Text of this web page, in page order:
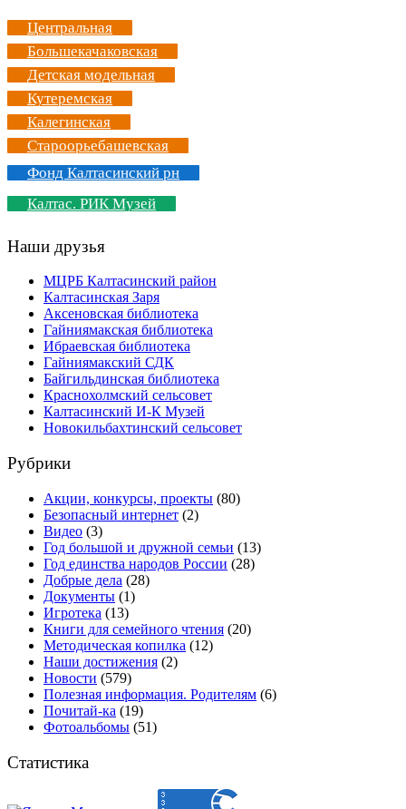
Центральная
Большекачаковская
Детская модельная
Кутеремская
Калегинская
Староорьебашевская
Фонд Калтасинский рн
Калтас. РИК Музей
Наши друзья
МЦРБ Калтасинский район
Калтасинская Заря
Аксеновская библиотека
Гайниямакская библиотека
Ибраевская библиотека
Гайниямакский СДК
Байгильдинская библиотека
Краснохолмский сельсовет
Калтасинский И-К Музей
Новокильбахтинский сельсовет
Рубрики
Акции, конкурсы, проекты (80)
Безопасный интернет (2)
Видео (3)
Год большой и дружной семьи (13)
Год единства народов России (28)
Добрые дела (28)
Документы (1)
Игротека (13)
Книги для семейного чтения (20)
Методическая копилка (12)
Наши достижения (2)
Новости (579)
Полезная информация. Родителям (6)
Почитай-ка (19)
Фотоальбомы (51)
Статистика